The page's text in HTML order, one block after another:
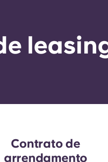
Contrato de
arrendamento